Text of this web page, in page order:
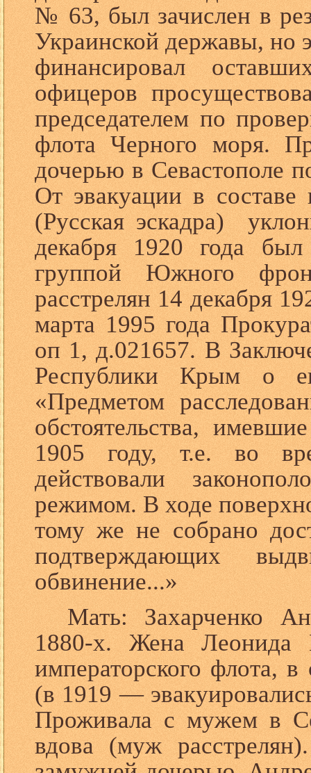
№ 63, был зачислен в
Украинской державы, но
финансировал
офицеров
председателем по
флота Черного моря.
дочерью в Севастополе
От эвакуации в составе
(Русская эскадра)
декабря 1920 года был
группой Южного
расстрелян 14 декабря
марта 1995 года
оп 1, д.021657. В
Республики Крым о
«Предметом
обстоятельства,
1905 году, т.е. во
действовали
режимом. В ходе
тому же не собрано
подтверждающих
обвинение...»
Мать: Захарченко
1880-х. Жена Леонида
императорского флота,
(в 1919 —
Проживала с мужем в
вдова (муж